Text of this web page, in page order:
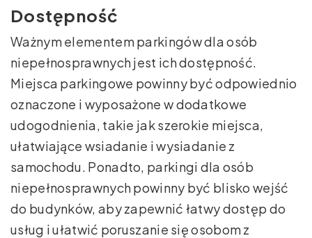
Dostępność
Ważnym elementem parkingów dla osób
niepełnosprawnych jest ich dostępność.
Miejsca parkingowe powinny być odpowiednio
oznaczone i wyposażone w dodatkowe
udogodnienia, takie jak szerokie miejsca,
ułatwiające wsiadanie i wysiadanie z
samochodu. Ponadto, parkingi dla osób
niepełnosprawnych powinny być blisko wejść
do budynków, aby zapewnić łatwy dostęp do
usług i ułatwić poruszanie się osobom z